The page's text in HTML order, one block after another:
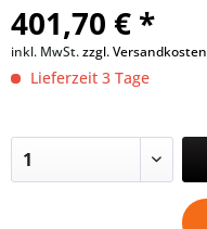
401,70 € *
inkl. MwSt.zzgl. Versandkosten
Lieferzeit 3 Tage